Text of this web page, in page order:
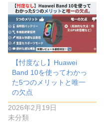
【忖度なし】Huawei
Band 10を使ってわかっ
た5つのメリットと唯一
の欠点
2026年2月19日
未分類